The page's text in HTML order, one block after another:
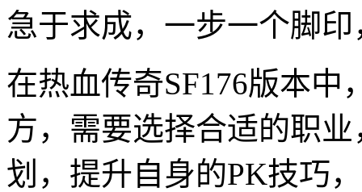
急于求成，一步一个脚
在热血传奇SF176版本
方，需要选择合适的职
划，提升自身的PK技巧